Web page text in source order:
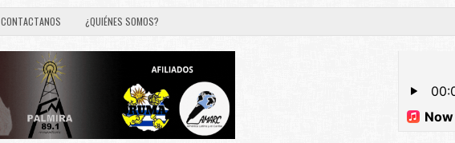
CONTACTANOS ¿QUIÉNES SOMOS?